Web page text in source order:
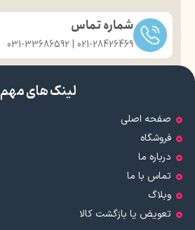
شماره تماس
021-28426469 | 031-33686592
لینک های مهم
صفحه اصلی
فروشگاه
درباره ما
تماس با ما
وبلاگ
تعویض یا بازگشت کالا